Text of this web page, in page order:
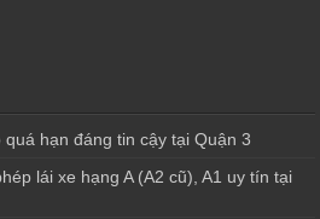
hạn đáng tin cậy tại Quận 3
lái xe hạng A (A2 cũ), A1 uy tín tại